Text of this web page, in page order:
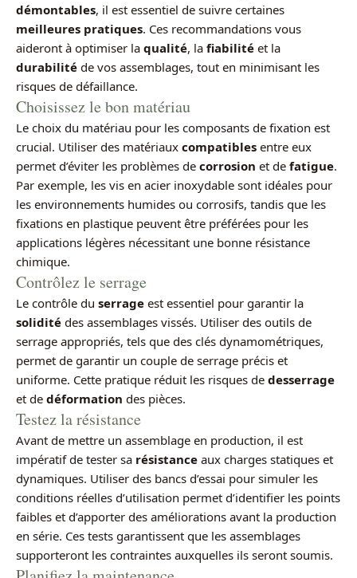
démontables, il est essentiel de suivre certaines
meilleures pratiques. Ces recommandations vous
aideront à optimiser la qualité, la fiabilité et la
durabilité de vos assemblages, tout en minimisant les
risques de défaillance.
Choisissez le bon matériau
Le choix du matériau pour les composants de fixation est
crucial. Utiliser des matériaux compatibles entre eux
permet d’éviter les problèmes de corrosion et de fatigue.
Par exemple, les vis en acier inoxydable sont idéales pour
les environnements humides ou corrosifs, tandis que les
fixations en plastique peuvent être préférées pour les
applications légères nécessitant une bonne résistance
chimique.
Contrôlez le serrage
Le contrôle du serrage est essentiel pour garantir la
solidité des assemblages vissés. Utiliser des outils de
serrage appropriés, tels que des clés dynamométriques,
permet de garantir un couple de serrage précis et
uniforme. Cette pratique réduit les risques de desserrage
et de déformation des pièces.
Testez la résistance
Avant de mettre un assemblage en production, il est
impératif de tester sa résistance aux charges statiques et
dynamiques. Utiliser des bancs d’essai pour simuler les
conditions réelles d’utilisation permet d’identifier les points
faibles et d’apporter des améliorations avant la production
en série. Ces tests garantissent que les assemblages
supporteront les contraintes auxquelles ils seront soumis.